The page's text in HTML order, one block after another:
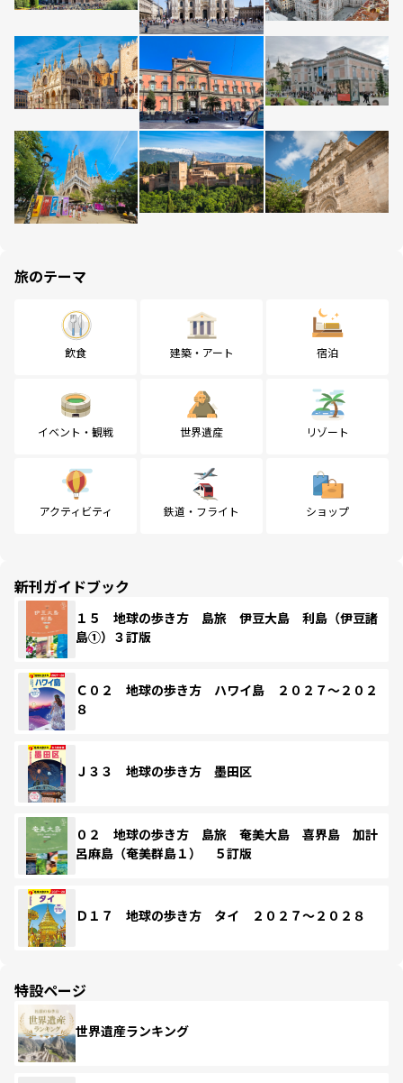
旅のテーマ
飲食 建築・アート 宿泊
イベント・観戦 世界遺産 リゾート
アクティビティ 鉄道・フライト ショップ
新刊ガイドブック
１５ 地球の歩き方 島旅 伊豆大島 利島（伊豆諸
島①）３訂版
Ｃ０２ 地球の歩き方 ハワイ島 ２０２７～２０２
８
Ｊ３３ 地球の歩き方 墨田区
０２ 地球の歩き方 島旅 奄美大島 喜界島 加計
呂麻島（奄美群島１） ５訂版
Ｄ１７ 地球の歩き方 タイ ２０２７～２０２８
特設ページ
世界遺産ランキング